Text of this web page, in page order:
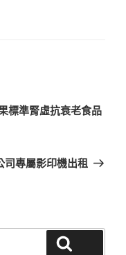
標準腎虛抗衰老食品
司專屬影印機出租